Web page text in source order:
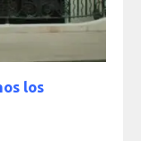
los